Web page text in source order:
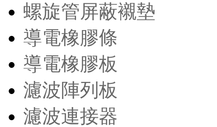
螺旋管屏蔽襯墊
導電橡膠條
導電橡膠板
濾波陣列板
濾波連接器